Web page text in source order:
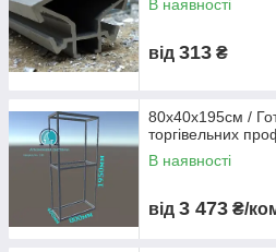
В наявності
від 313 ₴
80х40х195см /
торгівельних
В наявності
від 3 473 ₴/